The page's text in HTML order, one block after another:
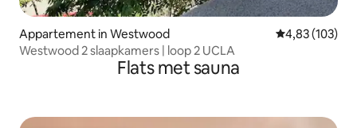
Appartement in Westwood Gemiddelde
4,83 (103)
Westwood 2 slaapkamers | loop 2 UCLA
Flats met sauna